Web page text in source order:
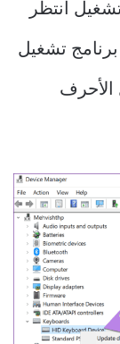
انتظر
تشغيل
الأحرف